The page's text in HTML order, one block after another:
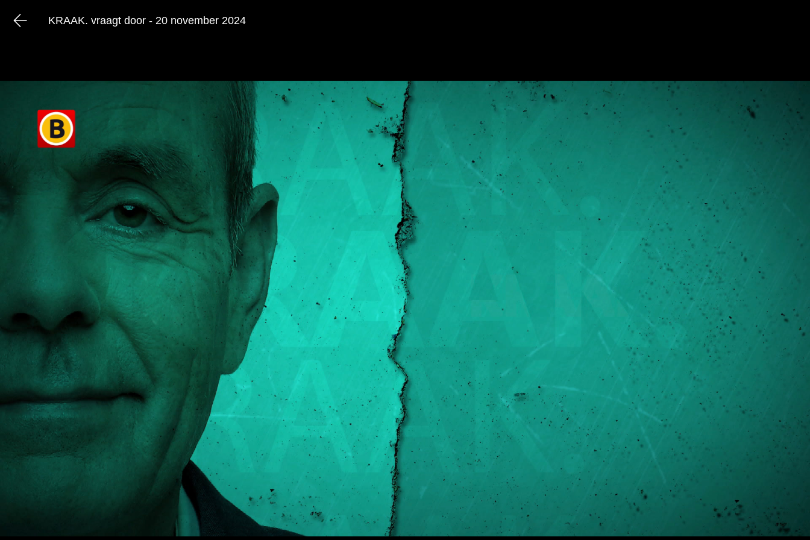
KRAAK. vraagt door - 20 november 2024